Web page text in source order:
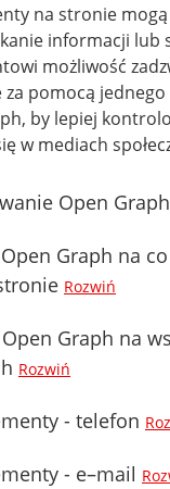
na stronie mogą
informacji lub
możliwość
pomocą
by lepiej
w mediach
Open Graph
Graph na
Rozwiń
Graph na
Rozwiń
- telefon
- e–mail